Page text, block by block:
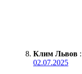
Клим Львов :
02.07.2025